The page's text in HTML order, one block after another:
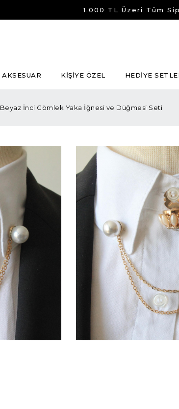
1.000 TL Üzeri Tüm
AKSESUAR KİŞİYE ÖZEL HEDİYE
Beyaz İnci Gömlek Yaka İğnesi ve Düğmesi Seti